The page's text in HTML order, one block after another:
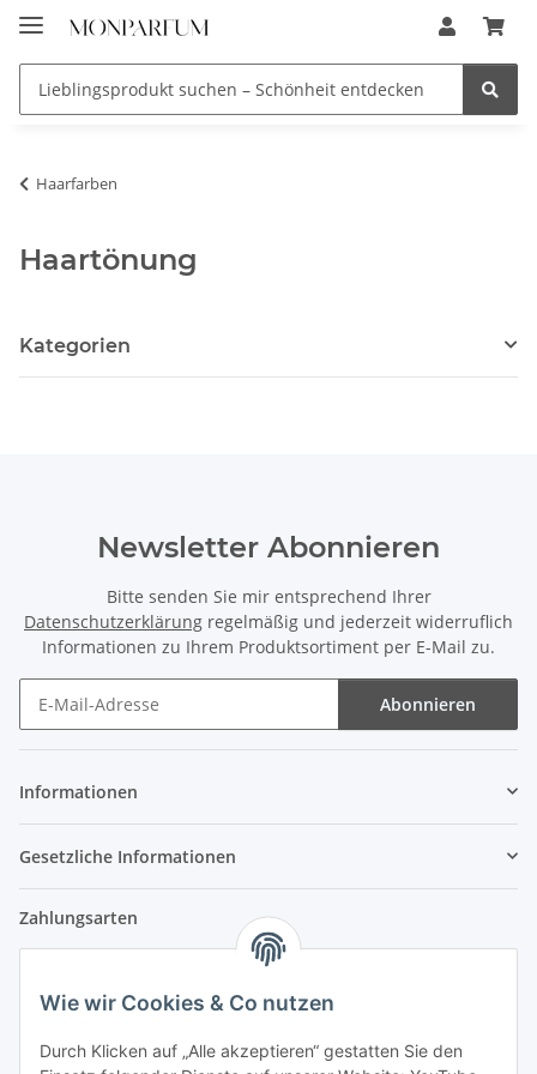
Wie wir Cookies & Co nutzen
Durch Klicken auf „Alle akzeptieren“ gestatten Sie den
Haarfarben
Haartönung
Kategorien
Newsletter Abonnieren
Bitte senden Sie mir entsprechend Ihrer
Datenschutzerklärung regelmäßig und jederzeit widerruflich
Informationen zu Ihrem Produktsortiment per E-Mail zu.
Abonnieren
Informationen
Gesetzliche Informationen
Zahlungsarten
Versandpartner